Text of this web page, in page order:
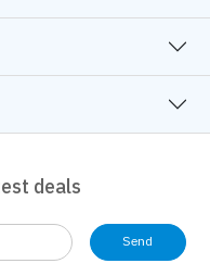
deals
Send